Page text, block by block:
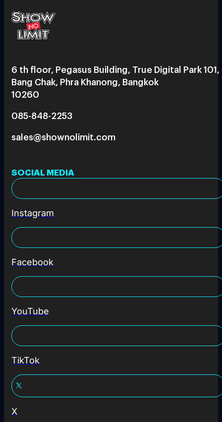
6 th floor, Pegasus Building, True Digital Park 101,
Bang Chak, Phra Khanong, Bangkok
10260
085-848-2253
sales@shownolimit.com
SOCIAL MEDIA
Instagram
Facebook
YouTube
TikTok
X